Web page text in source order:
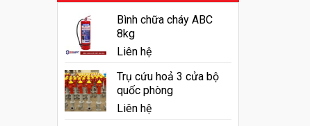
Bình chữa cháy ABC
8kg
Liên hệ
Trụ cứu hoả 3 cửa bộ
quốc phòng
Liên hệ